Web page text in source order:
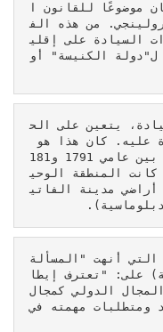
موضوعًا للقانون ا
من هذه الف
السيادة على إقلي
يتعين على الح
الحال دون انقطاع، باستثناء ما بين عامي 1791 و181
حد ما: كانت المنطقة الوحي
مدينة الفاتي
على: "تعترف إيطا
متأصل في طبيعته، وفقًا التقاليد ومتطلبات مهمته في